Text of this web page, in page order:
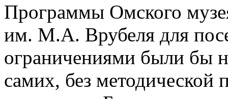
Программы Омского
им. М.А. Врубеля для
ограничениями были бы
самих, без